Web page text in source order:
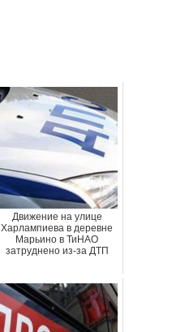
Движение на улице
Харлампиева в деревне
Марьино в ТиНАО
затруднено из-за ДТП